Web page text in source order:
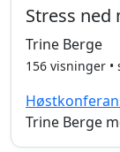
Stress ned
Trine Berge
156 visninger •